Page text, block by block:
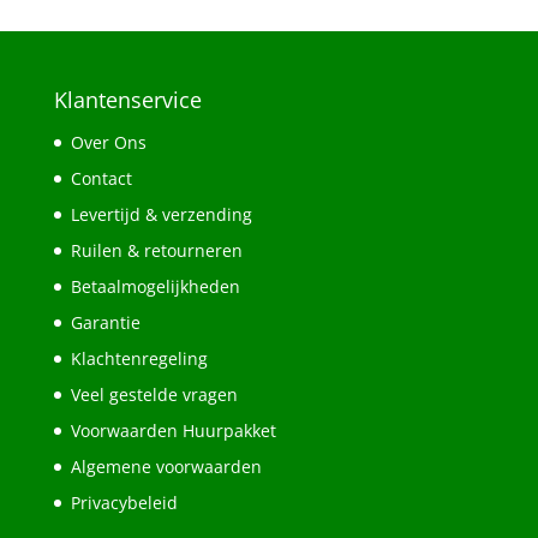
Klantenservice
Over Ons
Contact
Levertijd & verzending
Ruilen & retourneren
Betaalmogelijkheden
Garantie
Klachtenregeling
Veel gestelde vragen
Voorwaarden Huurpakket
Algemene voorwaarden
Privacybeleid